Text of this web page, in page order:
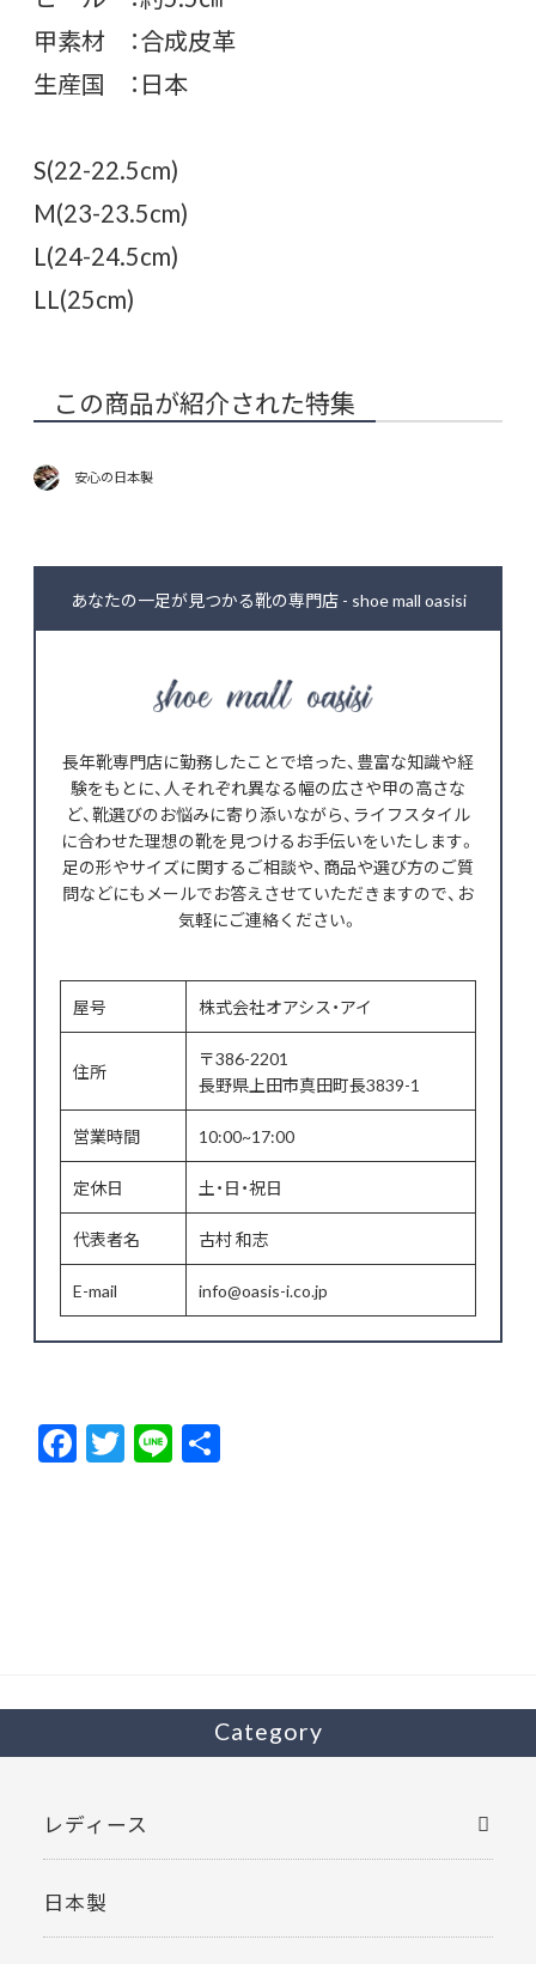
甲素材 ：合成皮革
生産国 ：日本
S(22-22.5cm)
M(23-23.5cm)
L(24-24.5cm)
LL(25cm)
この商品が紹介された特集
安心の日本製
あなたの一足が見つかる靴の専門店 - shoe mall oasisi
長年靴専門店に勤務したことで培った、豊富な知識や経
験をもとに、人それぞれ異なる幅の広さや甲の高さな
ど、靴選びのお悩みに寄り添いながら、ライフスタイル
に合わせた理想の靴を見つけるお手伝いをいたします。
足の形やサイズに関するご相談や、商品や選び方のご質
問などにもメールでお答えさせていただきますので、お
気軽にご連絡ください。
屋号 株式会社オアシス・アイ
住所
〒386-2201
長野県上田市真田町長3839-1
営業時間 10:00~17:00
定休日 土・日・祝日
代表者名 古村 和志
E-mail info@oasis-i.co.jp
F
ac
T
w
Li
n
Category
レディース
日本製